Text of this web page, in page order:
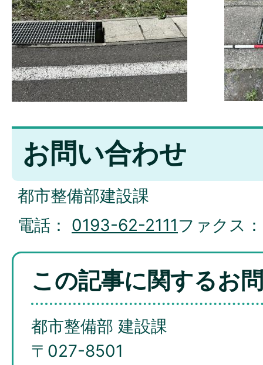
お問い合わせ
都市整備部建設課
電話： 0193-62-2111ファクス
この記事に関するお
都市整備部 建設課
〒027-8501